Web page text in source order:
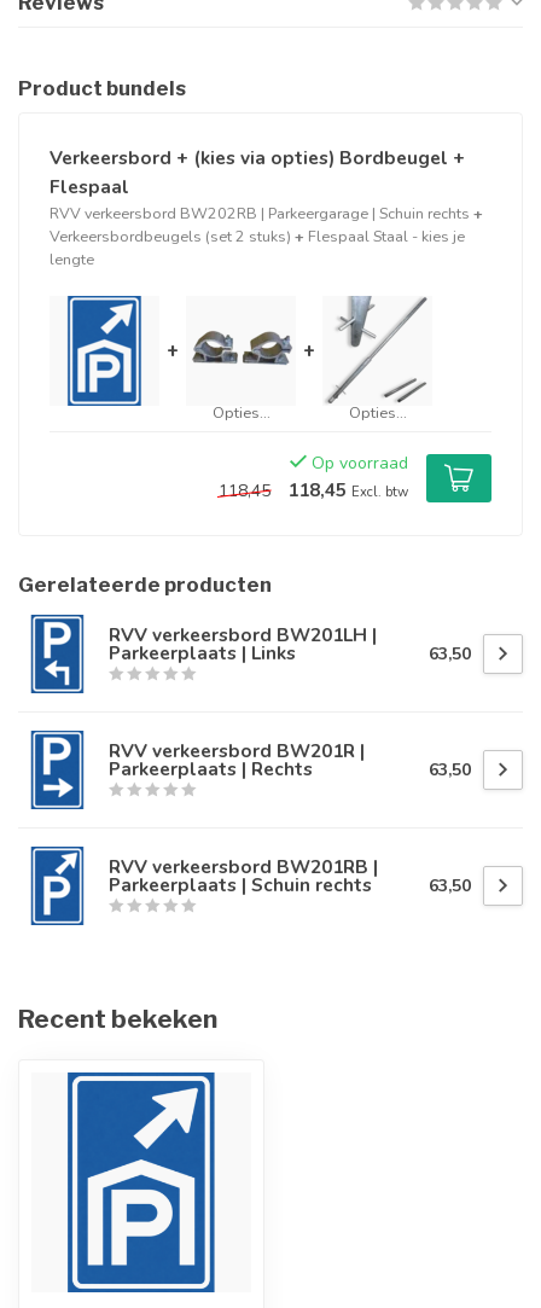
Product bundels
Verkeersbord + (kies via opties) Bordbeugel +
Flespaal
RVV verkeersbord BW202RB | Parkeergarage | Schuin rechts +
Verkeersbordbeugels (set 2 stuks) + Flespaal Staal - kies je
lengte
+
Opties...
+
Opties...
Op voorraad
118,45
118,45 Excl. btw
Gerelateerde producten
RVV verkeersbord BW201LH |
Parkeerplaats | Links 63,50
RVV verkeersbord BW201R |
Parkeerplaats | Rechts 63,50
RVV verkeersbord BW201RB |
Parkeerplaats | Schuin rechts 63,50
Recent bekeken